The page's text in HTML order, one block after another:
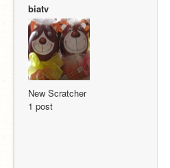
biatv
New Scratcher
1 post